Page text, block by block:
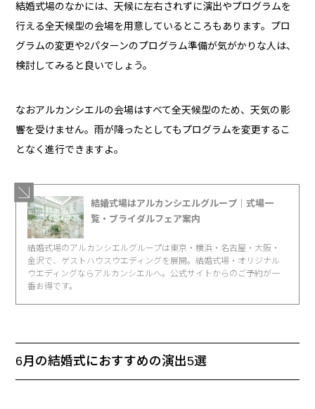
結婚式場のなかには、天候に左右されずに演出やプログラムを
行える全天候型の会場を用意しているところもあります。プロ
グラムの変更や2パターンのプログラム準備が気がかりな人は、
検討してみると良いでしょう。
なおアルカンシエルの会場はすべて全天候型のため、天気の影
響を受けません。雨が降ったとしてもプログラムを変更するこ
となく進行できますよ。
結婚式場はアルカンシエルグループ｜式場一
覧・ブライダルフェア案内
結婚式場のアルカンシエルグループは東京・横浜・名古屋・大阪・
金沢で、ゲストハウスウエディングを展開。結婚式場・オリジナル
ウエディングならアルカンシエルへ。公式サイトからのご予約が一
番お得です。
6月の結婚式におすすめの演出5選